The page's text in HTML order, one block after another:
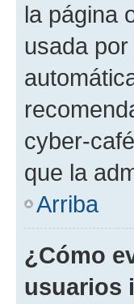
la página
usada
cyber-
que la
Arriba
¿Cómo
usuarios